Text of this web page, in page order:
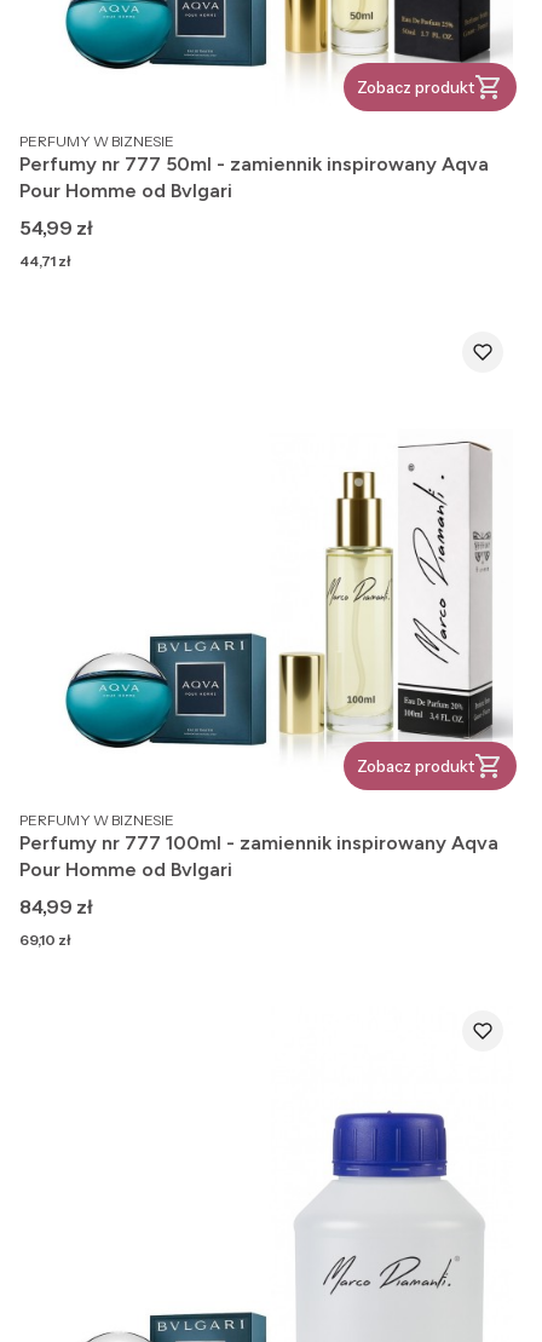
Zobacz produkt
PRODUCENT
PERFUMY W BIZNESIE
Perfumy nr 777 50ml - zamiennik inspirowany Aqva
Pour Homme od Bvlgari
Cena
54,99 zł
Cena
44,71 zł
Zobacz produkt
PRODUCENT
PERFUMY W BIZNESIE
Perfumy nr 777 100ml - zamiennik inspirowany Aqva
Pour Homme od Bvlgari
Cena
84,99 zł
Cena
69,10 zł